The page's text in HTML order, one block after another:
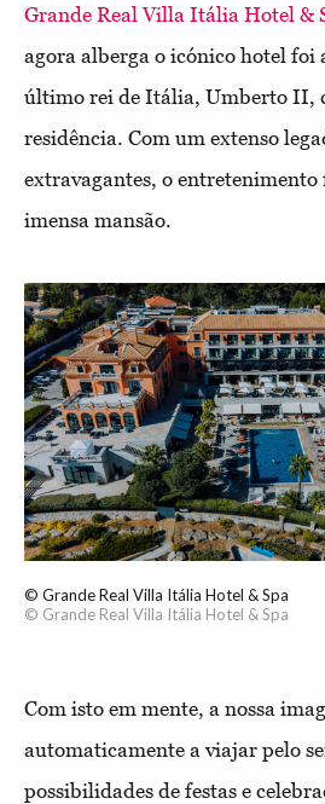
Grande Real Villa Itália Hotel &
agora alberga o icónico hotel foi
último rei de Itália, Umberto II,
residência. Com um extenso
extravagantes, o
imensa mansão.
© Grande Real Villa Itália Hotel & Spa
© Grande Real Villa Itália Hotel & Spa
Com isto em mente, a nossa
automaticamente a viajar pelo
possibilidades de festas e